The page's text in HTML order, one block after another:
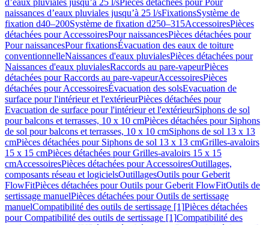
d’eaux pluviales jusqu’à 25 l/sPièces détachées pour Pour
naissances d’eaux pluviales jusqu’à 25 l/sFixationsSystème de
fixation d40–200Système de fixation d250–315AccessoiresPièces
détachées pour AccessoiresPour naissancesPièces détachées pour
Pour naissancesPour fixationsÉvacuation des eaux de toiture
conventionnelleNaissances d'eaux pluvialesPièces détachées pour
Naissances d'eaux pluvialesRaccords au pare-vapeurPièces
détachées pour Raccords au pare-vapeurAccessoiresPièces
détachées pour AccessoiresÉvacuation des solsEvacuation de
surface pour l'intérieur et l'extérieurPièces détachées pour
Evacuation de surface pour l'intérieur et l'extérieurSiphons de sol
pour balcons et terrasses, 10 x 10 cmPièces détachées pour Siphons
de sol pour balcons et terrasses, 10 x 10 cmSiphons de sol 13 x 13
cmPièces détachées pour Siphons de sol 13 x 13 cmGrilles-avaloirs
15 x 15 cmPièces détachées pour Grilles-avaloirs 15 x 15
cmAccessoiresPièces détachées pour AccessoiresOutillages,
composants réseau et logicielsOutillagesOutils pour Geberit
FlowFitPièces détachées pour Outils pour Geberit FlowFitOutils de
sertissage manuelPièces détachées pour Outils de sertissage
manuelCompatibilité des outils de sertissage [1]Pièces détachées
pour Compatibilité des outils de sertissage [1]Compatibilité des